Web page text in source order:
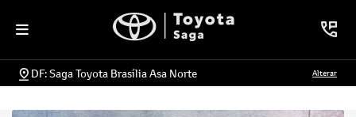
DF: Saga Toyota Brasília Asa Norte Alterar